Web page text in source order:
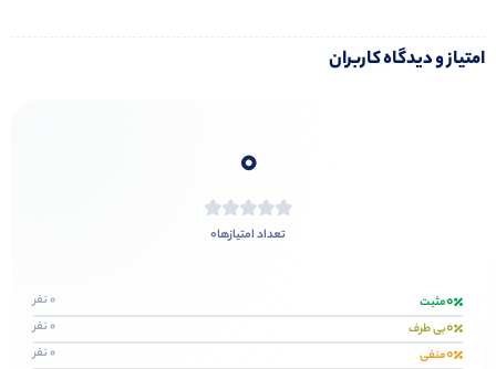
امتیاز و دیدگاه کاربران
0
تعداد امتیازها0
0مثبت 0 نفر
0بی طرف 0 نفر
0منفی 0 نفر